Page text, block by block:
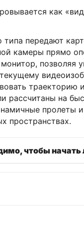
как
типа передают
камеры прямо
позволяя
траекторию
рассчитаны на
пролеты
пространствах.
чтобы начать